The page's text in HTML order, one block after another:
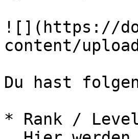
![](https://
content/
Du hast
* Rank /